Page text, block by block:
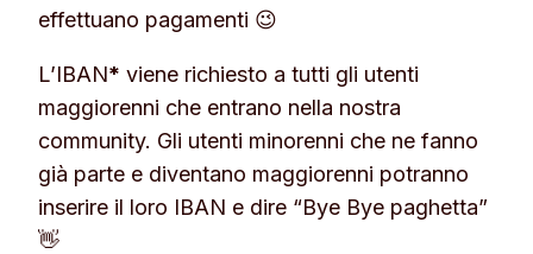
effettuano pagamenti 😉
L’IBAN* viene richiesto a tutti gli utenti
maggiorenni che entrano nella nostra
community. Gli utenti minorenni che ne fanno
già parte e diventano maggiorenni potranno
inserire il loro IBAN e dire “Bye Bye paghetta”
👋